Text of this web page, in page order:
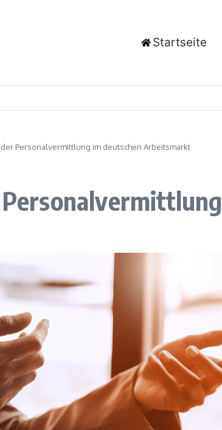
Startseite
Personalvermittlung im deutschen Arbeitsmarkt